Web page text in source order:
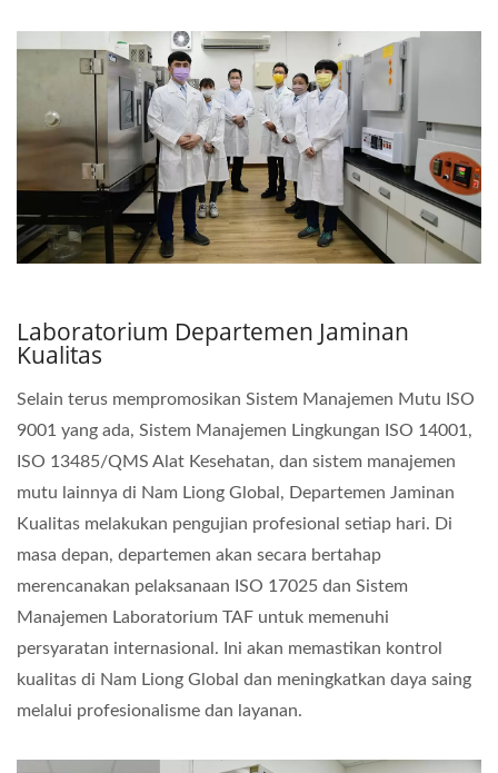
Laboratorium Departemen Jaminan
Kualitas
Selain terus mempromosikan Sistem Manajemen Mutu ISO
9001 yang ada, Sistem Manajemen Lingkungan ISO 14001,
ISO 13485/QMS Alat Kesehatan, dan sistem manajemen
mutu lainnya di Nam Liong Global, Departemen Jaminan
Kualitas melakukan pengujian profesional setiap hari. Di
masa depan, departemen akan secara bertahap
merencanakan pelaksanaan ISO 17025 dan Sistem
Manajemen Laboratorium TAF untuk memenuhi
persyaratan internasional. Ini akan memastikan kontrol
kualitas di Nam Liong Global dan meningkatkan daya saing
melalui profesionalisme dan layanan.